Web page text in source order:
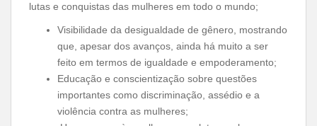
lutas e conquistas das mulheres em todo o mundo;
Visibilidade da desigualdade de gênero, mostrando
que, apesar dos avanços, ainda há muito a ser
feito em termos de igualdade e empoderamento;
Educação e conscientização sobre questões
importantes como discriminação, assédio e a
violência contra as mulheres;